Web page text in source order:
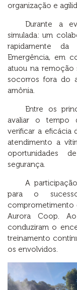
organização e
Durante a
simulada: um
rapidamente
Emergência, em
atuou na remoção
socorros fora do
amônia.
Entre os
avaliar o tempo
verificar a eficácia
atendimento a
oportunidades
segurança.
A
para o
comprometimento
Aurora Coop.
conduziram o
treinamento
os envolvidos.